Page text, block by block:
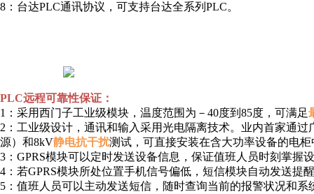
8：台达PLC通讯协议，可支持台达全系列PLC。
PLC远程可靠性保证：
1：采用西门子工业级模块，温度范围为－40度到85度，可满足
2：工业级设计，通讯和输入采用光电隔离技术。业内首家通过
源）和8kV静电抗干扰测试，可直接安装在含大功率设备的电
3：GPRS模块可以定时发送设备信息，保证值班人员时刻掌握
4：若GPRS模块所处位置手机信号偏低，短信模块自动发送提
5：值班人员可以主动发送短信，随时查询当前的报警状况和系